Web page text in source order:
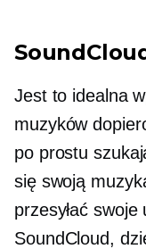
Jest to idealna
muzyków
po prostu
się swoją
przesyłać
SoundCloud,